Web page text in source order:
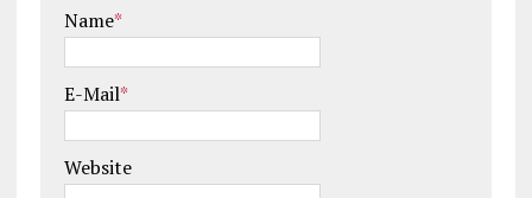
Name*
E-Mail*
Website